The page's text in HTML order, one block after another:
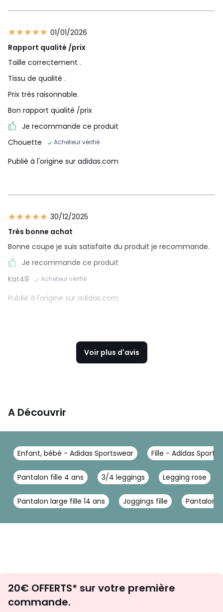
01/01/2026
Rapport qualité /prix
Taille correctement .
Tissu de qualité .
Prix très raisonnable.
Bon rapport qualité /prix
Je recommande ce produit
Chouette
Acheteur vérifié
Publié à l'origine sur adidas.com
30/12/2025
Très bonne achat
Bonne coupe je suis satisfaite du produit je recommande.
Je recommande ce produit
Kat49
Acheteur vérifié
Publié à l'origine sur adidas.com
Voir plus d'avis
A Découvrir
Enfant, bébé - Adidas Sportswear Fille - Adidas
Pantalon fille 4 ans 3/4 leggings Legging rose
Pantalon large fille 14 ans Joggings fille Pantalon
d'inspirations
20€ OFFERTS* sur votre première
commande.